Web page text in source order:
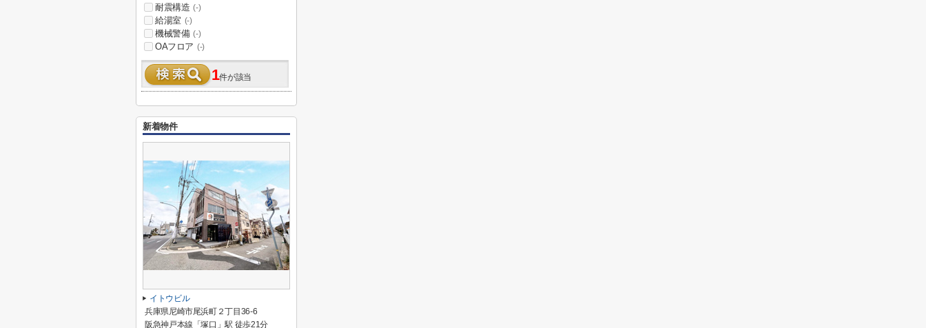
耐震構造 (-)
給湯室 (-)
機械警備 (-)
OAフロア (-)
1件が該当
新着物件
イトウビル
兵庫県尼崎市尾浜町２丁目36-6
阪急神戸本線「塚口」駅 徒歩21分